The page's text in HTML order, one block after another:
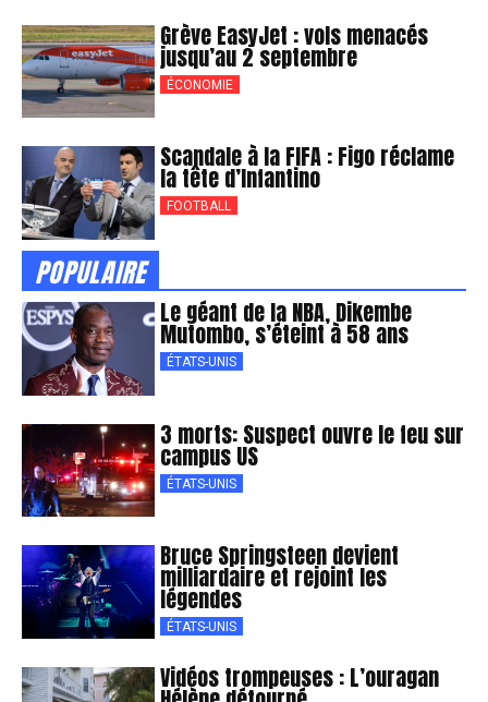
Grève EasyJet : vols menacés
jusqu’au 2 septembre
ÉCONOMIE
Scandale à la FIFA : Figo réclame
la tête d’Infantino
FOOTBALL
POPULAIRE
Le géant de la NBA, Dikembe
Mutombo, s’éteint à 58 ans
ÉTATS-UNIS
3 morts: Suspect ouvre le feu sur
campus US
ÉTATS-UNIS
Bruce Springsteen devient
milliardaire et rejoint les
légendes
ÉTATS-UNIS
Vidéos trompeuses : L’ouragan